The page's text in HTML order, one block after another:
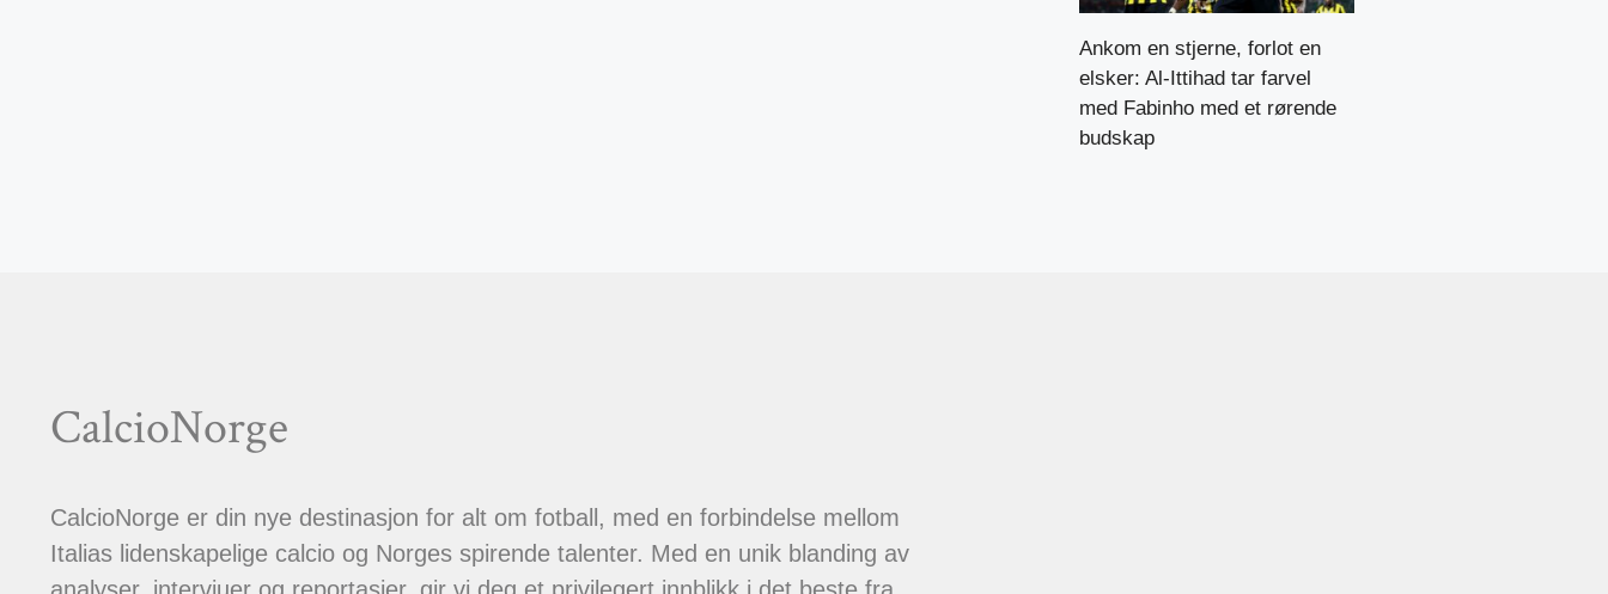
Ankom en stjerne, forlot en
elsker: Al-Ittihad tar farvel
med Fabinho med et rørende
budskap
CalcioNorge
CalcioNorge er din nye destinasjon for alt om fotball, med en forbindelse mellom
Italias lidenskapelige calcio og Norges spirende talenter. Med en unik blanding av
analyser, intervjuer og reportasjer, gir vi deg et privilegert innblikk i det beste fra